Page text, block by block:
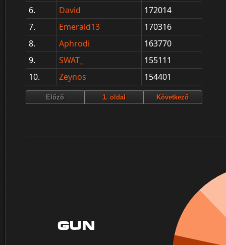
6.
David
172014
7.
Emerald13
170316
8.
Aphrodi
163770
9.
SWAT_
155111
10.
Zeynos 154401
GUN